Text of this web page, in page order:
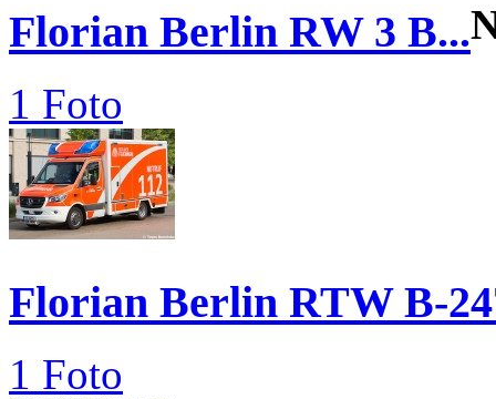
Florian Berlin RW 3 B...
1 Foto
Florian Berlin RTW B-
1 Foto